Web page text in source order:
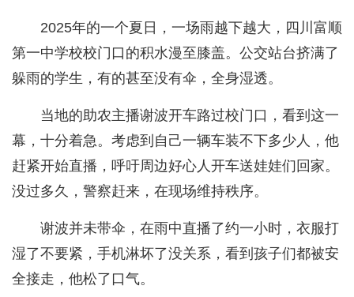
2025年的一个夏日，一场雨越下越大，四川富顺
第一中学校校门口的积水漫至膝盖。公交站台挤满了
躲雨的学生，有的甚至没有伞，全身湿透。
当地的助农主播谢波开车路过校门口，看到这一
幕，十分着急。考虑到自己一辆车装不下多少人，他
赶紧开始直播，呼吁周边好心人开车送娃娃们回家。
没过多久，警察赶来，在现场维持秩序。
谢波并未带伞，在雨中直播了约一小时，衣服打
湿了不要紧，手机淋坏了没关系，看到孩子们都被安
全接走，他松了口气。